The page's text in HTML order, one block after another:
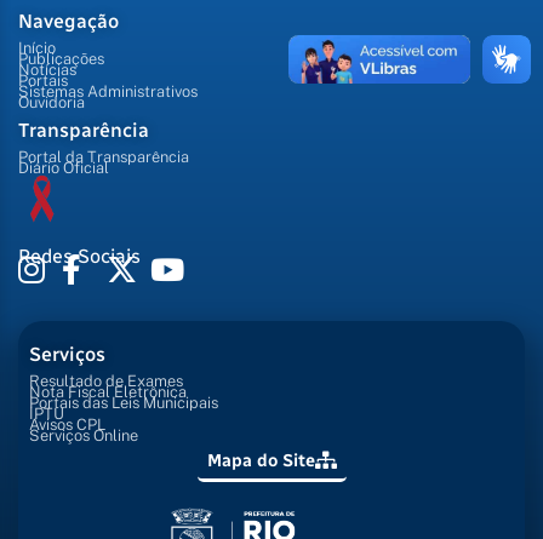
Navegação
Início
Publicações
Notícias
Portais
Sistemas Administrativos
Ouvidoria
Transparência
Portal da Transparência
Diário Oficial
Redes Sociais
Serviços
Resultado de Exames
Nota Fiscal Eletrônica
Portais das Leis Municipais
IPTU
Avisos CPL
Serviços Online
Mapa do Site